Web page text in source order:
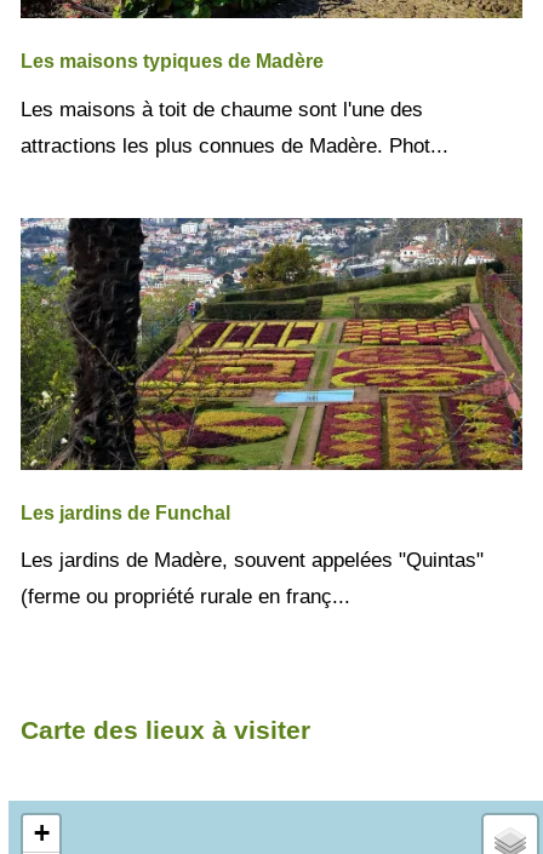
Les maisons typiques de Madère
Les maisons à toit de chaume sont l'une des
attractions les plus connues de Madère. Phot...
Les jardins de Funchal
Les jardins de Madère, souvent appelées "Quintas"
(ferme ou propriété rurale en franç...
Carte des lieux à visiter
+